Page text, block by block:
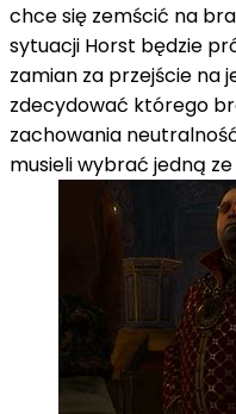
chce się zemścić na
sytuacji Horst będzie
zamian za przejście na
zdecydować którego
zachowania
musieli wybrać jedną